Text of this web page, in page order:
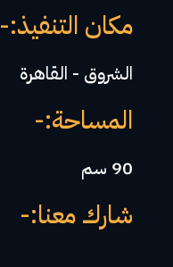
مكان التنفيذ:-
الشروق - القاهرة
المساحة:-
90 سم
شارك معنا:-